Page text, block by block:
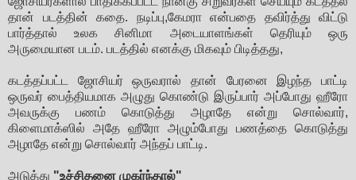
தான் படத்தின் கதை. நடிப்பு,கேமரா என்பதை தவிர்த்து விட்டு
பார்த்தால் உலக சினிமா அடையாளங்கள் தெரியும் ஒரு
அருமையான படம். படத்தில் எனக்கு மிகவும் பிடித்தது,
கடத்தப்பட்ட ஜோசியர் ஒருவரால் தான் பேரனை இழந்த பாட்டி
ஒருவர் பைத்தியமாக அழுது கொண்டு இருப்பார் அப்போது ஹீரோ
அவருக்கு பணம் கொடுத்து அழாதே என்று சொல்வார்,
கிளைமாக்ஸில் அதே ஹீரோ அழும்போது பணத்தை கொடுத்து
அழாதே என்று சொல்வார் அந்தப் பாட்டி.
அடுத்து "உச்சிதனை முகர்ந்தால்"